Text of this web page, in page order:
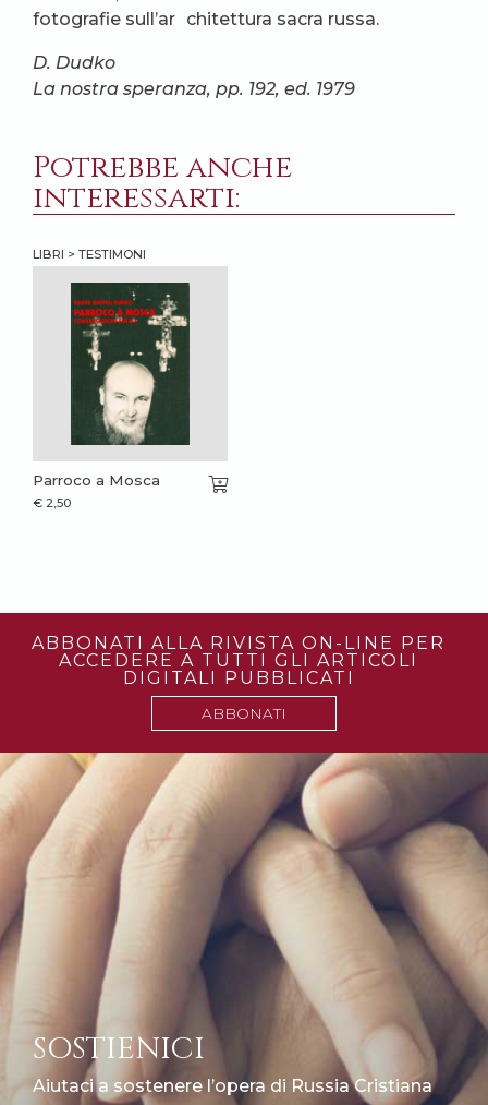
fotografie sull’ar chitettura sacra russa.
D. Dudko
La nostra speranza, pp. 192, ed. 1979
Potrebbe anche
interessarti:
LIBRI > TESTIMONI
Parroco a Mosca
€ 2,50
ABBONATI ALLA RIVISTA ON-LINE PER
ACCEDERE A TUTTI GLI ARTICOLI
DIGITALI PUBBLICATI
ABBONATI
SOSTIENICI
Aiutaci a sostenere l’opera di Russia Cristiana